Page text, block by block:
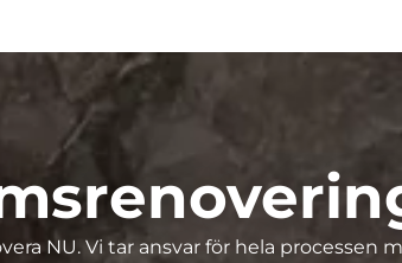
NU. Vi tar ansvar för hela processen